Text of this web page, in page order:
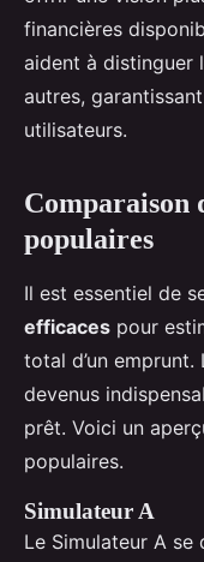
financières
aident à distinguer
autres,
utilisateurs.
Comparaison
populaires
Il est essentiel de
efficaces pour
total d’un
devenus
prêt. Voici un
populaires.
Simulateur A
Le Simulateur A